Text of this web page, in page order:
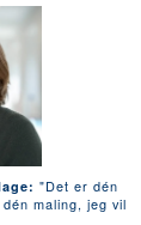
"Det er dén
maling, jeg vil